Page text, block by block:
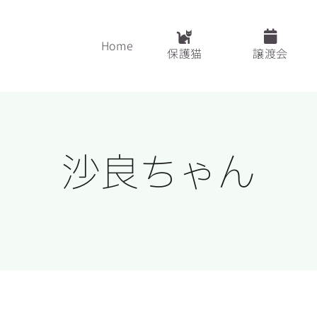
Home 保護猫 譲渡会
沙良ちゃん